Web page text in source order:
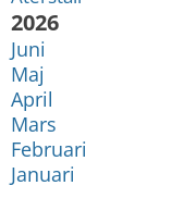
År:
2026
Juni
Maj
April
Mars
Februari
Januari